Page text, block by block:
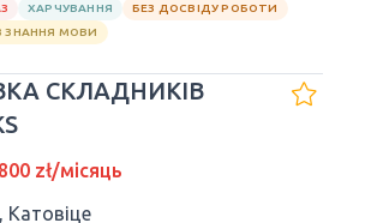
ХАРЧУВАННЯ
БЕЗ ДОСВІДУ РОБОТИ
ЗНАННЯ МОВИ
СКЛАДНИКІВ
zł/місяць